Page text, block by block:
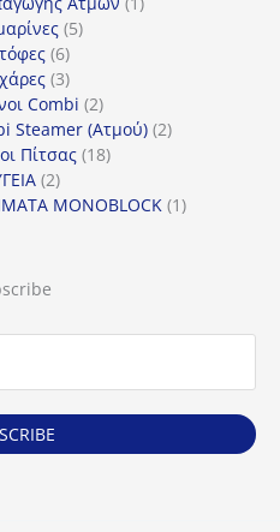
55
66
προϊόντα
33
προϊόντα
Combi 22
προϊόντα
Steamer (Ατμού) 22
Πίτσας 1818
22
προϊόντα
MONOBLOCK 11